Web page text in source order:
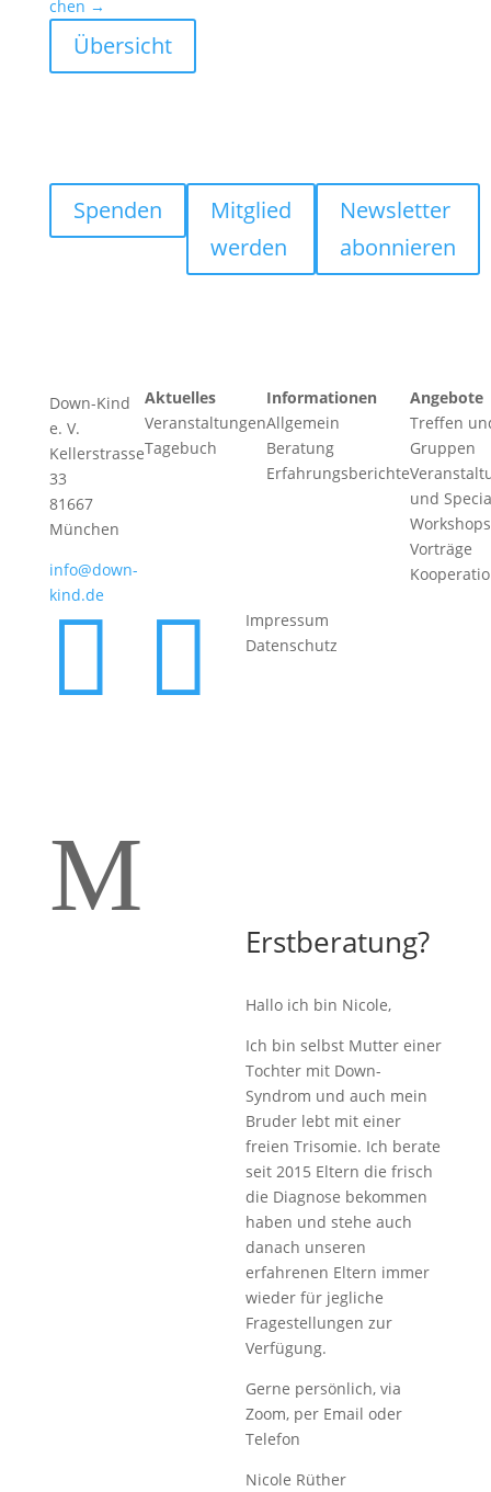
chen →
Übersicht
Spenden
Mitglied
werden
Newsletter
abonnieren
Down-Kind
e. V.
Kellerstrasse
33
81667
München
info@down-
kind.de
Aktuelles
Veranstaltungen
Tagebuch
Informationen
Allgemein
Beratung
Erfahrungsberichte
Angebote
Treffen
Gruppen
und
Vorträge
 
Impressum
Datenschutz
M
Erstberatung?
Hallo ich bin Nicole,
Ich bin selbst Mutter einer
Tochter mit Down-
Syndrom und auch mein
Bruder lebt mit einer
freien Trisomie. Ich berate
seit 2015 Eltern die frisch
die Diagnose bekommen
haben und stehe auch
danach unseren
erfahrenen Eltern immer
wieder für jegliche
Fragestellungen zur
Verfügung.
Gerne persönlich, via
Zoom, per Email oder
Telefon
Nicole Rüther